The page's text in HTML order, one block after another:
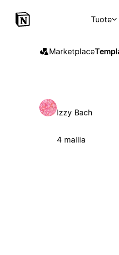
Tuote
Marketplace
Izzy Bach
4 mallia